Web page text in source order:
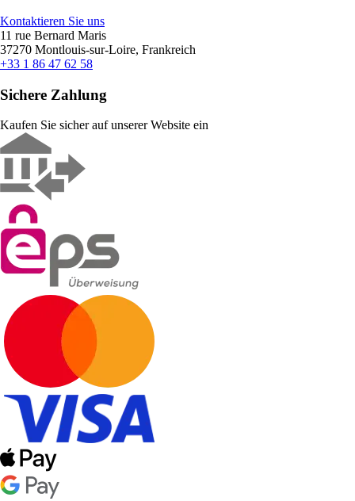
Kontaktieren Sie uns
11 rue Bernard Maris
37270 Montlouis-sur-Loire, Frankreich
+33 1 86 47 62 58
Sichere Zahlung
Kaufen Sie sicher auf unserer Website ein